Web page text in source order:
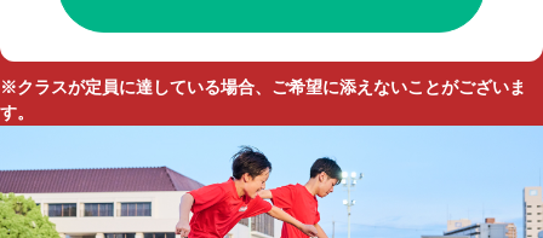
※クラスが定員に達している場合、ご希望に添えないことがございま
す。